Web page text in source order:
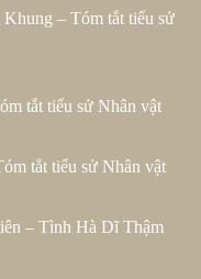
– Tóm tắt tiểu sử
tắt tiểu sử Nhân vật
tắt tiểu sử Nhân vật
– Tình Hà Dĩ Thậm